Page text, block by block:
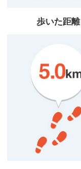
歩いた距離